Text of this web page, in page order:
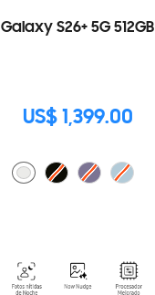
Galaxy S26+ 5G 512GB
US$ 1,399.00